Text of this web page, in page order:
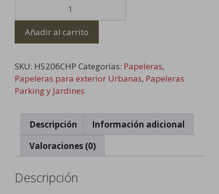
Semicircular
Lt
cantidad
Añadir al carrito
SKU: H5206CHP Categorías: Papeleras,
Papeleras para exterior Urbanas, Papeleras
Parking y Jardines
Descripción
Información adicional
Valoraciones (0)
Descripción